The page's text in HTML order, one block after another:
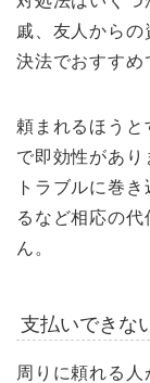
戚、友人から
決法でおすすめ
頼まれるほう
で即効性があ
トラブルに巻
るなど相応の
ん。
支払いできな
周りに頼れる人